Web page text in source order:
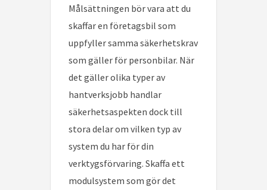
Målsättningen bör vara att du
skaffar en företagsbil som
uppfyller samma säkerhetskrav
som gäller för personbilar. När
det gäller olika typer av
hantverksjobb handlar
säkerhetsaspekten dock till
stora delar om vilken typ av
system du har för din
verktygsförvaring. Skaffa ett
modulsystem som gör det